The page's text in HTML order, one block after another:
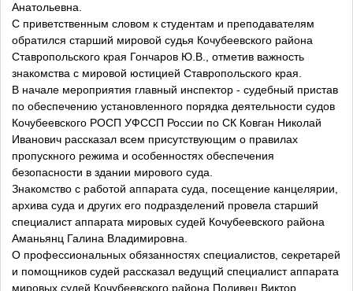
Анатольевна.
С приветственным словом к студентам и преподавателям
обратился старший мировой судья Кочубеевского района
Ставропольского края Гончаров Ю.В., отметив важность
знакомства с мировой юстицией Ставропольского края.
В начале мероприятия главный инспектор - судебный пристав
по обеспечению установленного порядка деятельности судов
Кочубеевского РОСП УФССП России по СК Ковган Николай
Иванович рассказал всем присутствующим о правилах
пропускного режима и особенностях обеспечения
безопасности в здании мирового суда.
Знакомство с работой аппарата суда, посещение канцелярии,
архива суда и других его подразделений провела старший
специалист аппарата мировых судей Кочубеевского района
Аманьянц Галина Владимировна.
О профессиональных обязанностях специалистов, секретарей
и помощников судей рассказал ведущий специалист аппарата
мировых судей Кочубеевского района Поливец Виктор